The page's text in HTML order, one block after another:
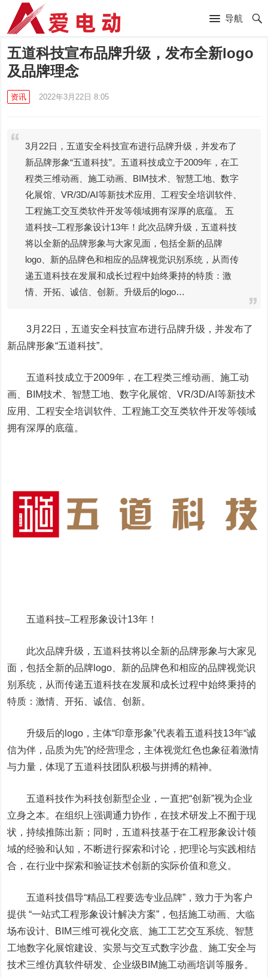
导航
五道科技宣布品牌升级，发布全新logo
及品牌理念
资讯 2022年3月22日 8:05
3月22日，五道安全科技宣布进行品牌升级，并发布了
新品牌形象“五道科技”。五道科技成立于2009年，在工
程类三维动画、施工动画、BIM技术、智慧工地、数字
化展馆、VR/3D/AI等新技术应用、工程安全培训软件、
工程施工交互类软件开发等领域拥有深厚的底蕴。 五
道科技–工程形象设计13年！此次品牌升级，五道科技
将以全新的品牌形象与大家见面，包括全新的品牌
logo、新的品牌色和相应的品牌视觉识别系统，从而传
递五道科技在发展和成长过程中始终秉持的特质：激
情、开拓、诚信、创新。升级后的logo…
3月22日，五道安全科技宣布进行品牌升级，并发布了
新品牌形象“五道科技”。
五道科技成立于2009年，在工程类三维动画、施工动
画、BIM技术、智慧工地、数字化展馆、VR/3D/AI等新技术
应用、工程安全培训软件、工程施工交互类软件开发等领域
拥有深厚的底蕴。
五道科技–工程形象设计13年！
此次品牌升级，五道科技将以全新的品牌形象与大家见
面，包括全新的品牌logo、新的品牌色和相应的品牌视觉识
别系统，从而传递五道科技在发展和成长过程中始终秉持的
特质：激情、开拓、诚信、创新。
升级后的logo，主体“印章形象”代表着五道科技13年“诚
信为伴，品质为先”的经营理念，主体视觉红色也象征着激情
与力量，体现了五道科技团队积极与拼搏的精神。
五道科技作为科技创新型企业，一直把“创新”视为企业
立身之本。在组织上强调通力协作，在技术研发上不囿于现
状，持续推陈出新；同时，五道科技基于在工程形象设计领
域的经验和认知，不断进行探索和讨论，把理论与实践相结
合，在行业中探索和验证技术创新的实际价值和意义。
五道科技倡导“精品工程要选专业品牌”，致力于为客户
提供 “一站式工程形象设计解决方案”，包括施工动画、大临
场布设计、BIM三维可视化交底、施工工艺交互系统、智慧
工地数字化展馆建设、实景与交互式数字沙盘、施工安全与
技术三维仿真软件研发、企业级BIM施工动画培训等服务。